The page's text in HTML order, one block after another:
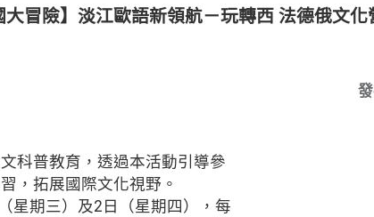
冒險】淡江歐語新領航－玩轉西 法德俄文
科普教育，透過本活動引導參
，拓展國際文化視野。
星期三）及2日（星期四），每